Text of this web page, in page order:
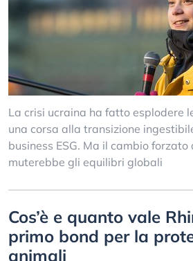
La crisi ucraina ha fatto esplodere
una corsa alla transizione
business ESG. Ma il cambio
muterebbe gli equilibri globali
Cos’è e quanto vale
primo bond per la
animali